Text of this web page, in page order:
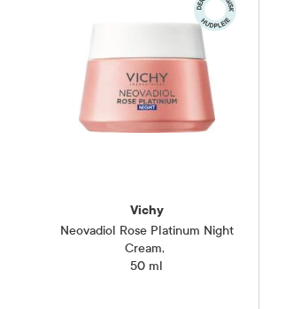
Vichy
Neovadiol Rose Platinum Night
Cream,
50 ml